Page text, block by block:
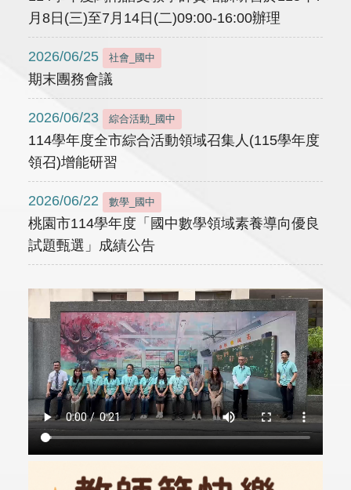
月8日(三)至7月14日(二)09:00-16:00辦理
2026/06/25 社會_國中
期末團務會議
2026/06/23 綜合活動_國中
114學年度全市綜合活動領域召集人(115學年度
領召)增能研習
2026/06/22 數學_國中
桃園市114學年度「國中數學領域素養導向優良
試題甄選」成績公告